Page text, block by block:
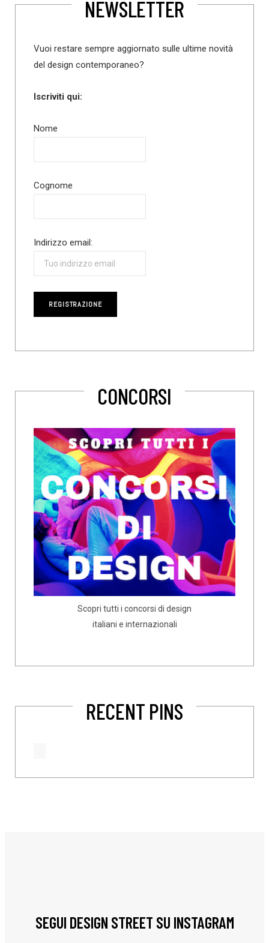
NEWSLETTER
Vuoi restare sempre aggiornato sulle ultime novità
del design contemporaneo?
Iscriviti qui:
Nome
Cognome
Indirizzo email:
CONCORSI
Scopri tutti i concorsi di design
italiani e internazionali
RECENT PINS
SEGUI DESIGN STREET SU INSTAGRAM